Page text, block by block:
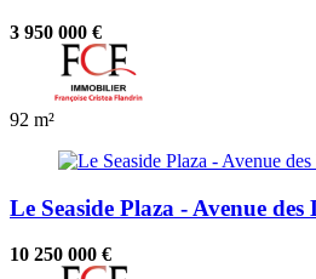
3 950 000 €
92 m²
Le Seaside Plaza - Avenue des
10 250 000 €